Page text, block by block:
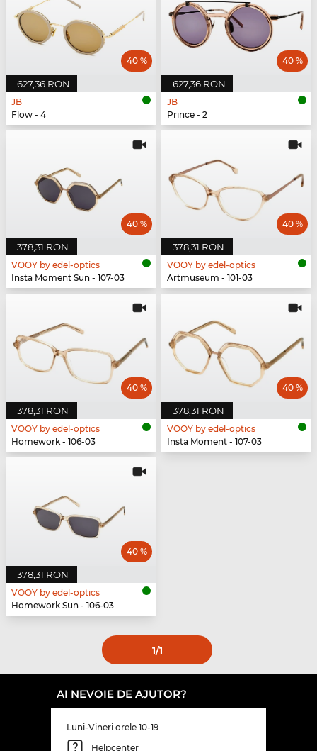
627,36 RON
40 %
JB
Flow - 4
627,36 RON
40 %
JB
Prince - 2
378,31 RON
40 %
VOOY by edel-optics
Insta Moment Sun - 107-03
378,31 RON
40 %
VOOY by edel-optics
Artmuseum - 101-03
378,31 RON
40 %
VOOY by edel-optics
Homework - 106-03
378,31 RON
40 %
VOOY by edel-optics
Insta Moment - 107-03
378,31 RON
40 %
VOOY by edel-optics
Homework Sun - 106-03
1/1
AI NEVOIE DE AJUTOR?
Luni-Vineri orele 10-19
Helpcenter